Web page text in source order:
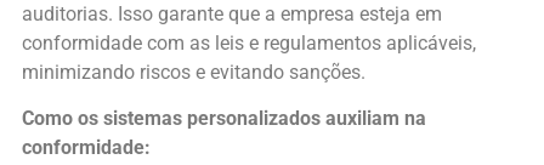
auditorias. Isso garante que a empresa esteja em
conformidade com as leis e regulamentos aplicáveis,
minimizando riscos e evitando sanções.
Como os sistemas personalizados auxiliam na
conformidade: